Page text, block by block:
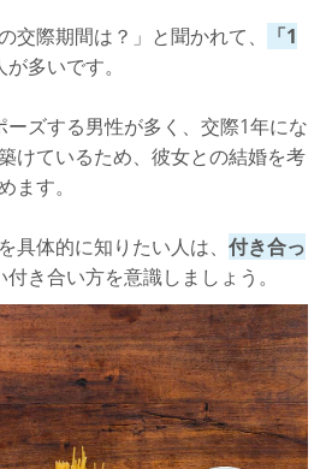
交際期間は？」と聞かれて、
「1
多いです。
ズする男性が多く、交際1年にな
けているため、彼女との結婚を考
ます。
具体的に知りたい人は、 付き合っ
き合い方を意識しましょう。